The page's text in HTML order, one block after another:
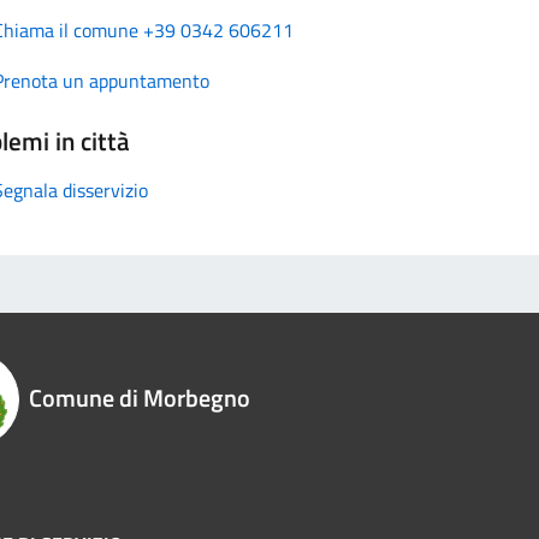
il comune +39 0342 606211
un appuntamento
in città
disservizio
Comune di Morbegno